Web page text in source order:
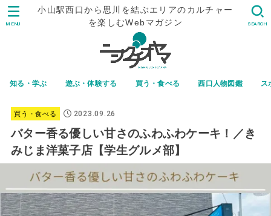
小山駅西口から思川を結ぶエリアのカルチャー
を楽しむWebマガジン
知る・学ぶ 遊ぶ・体験する 買う・食べる 西口人物図鑑 ス
SEARCH
MENU
買う・食べる 2023.09.26
バター香る優しい甘さのふわふわケーキ！／き
みじま洋菓子店【学生グルメ部】